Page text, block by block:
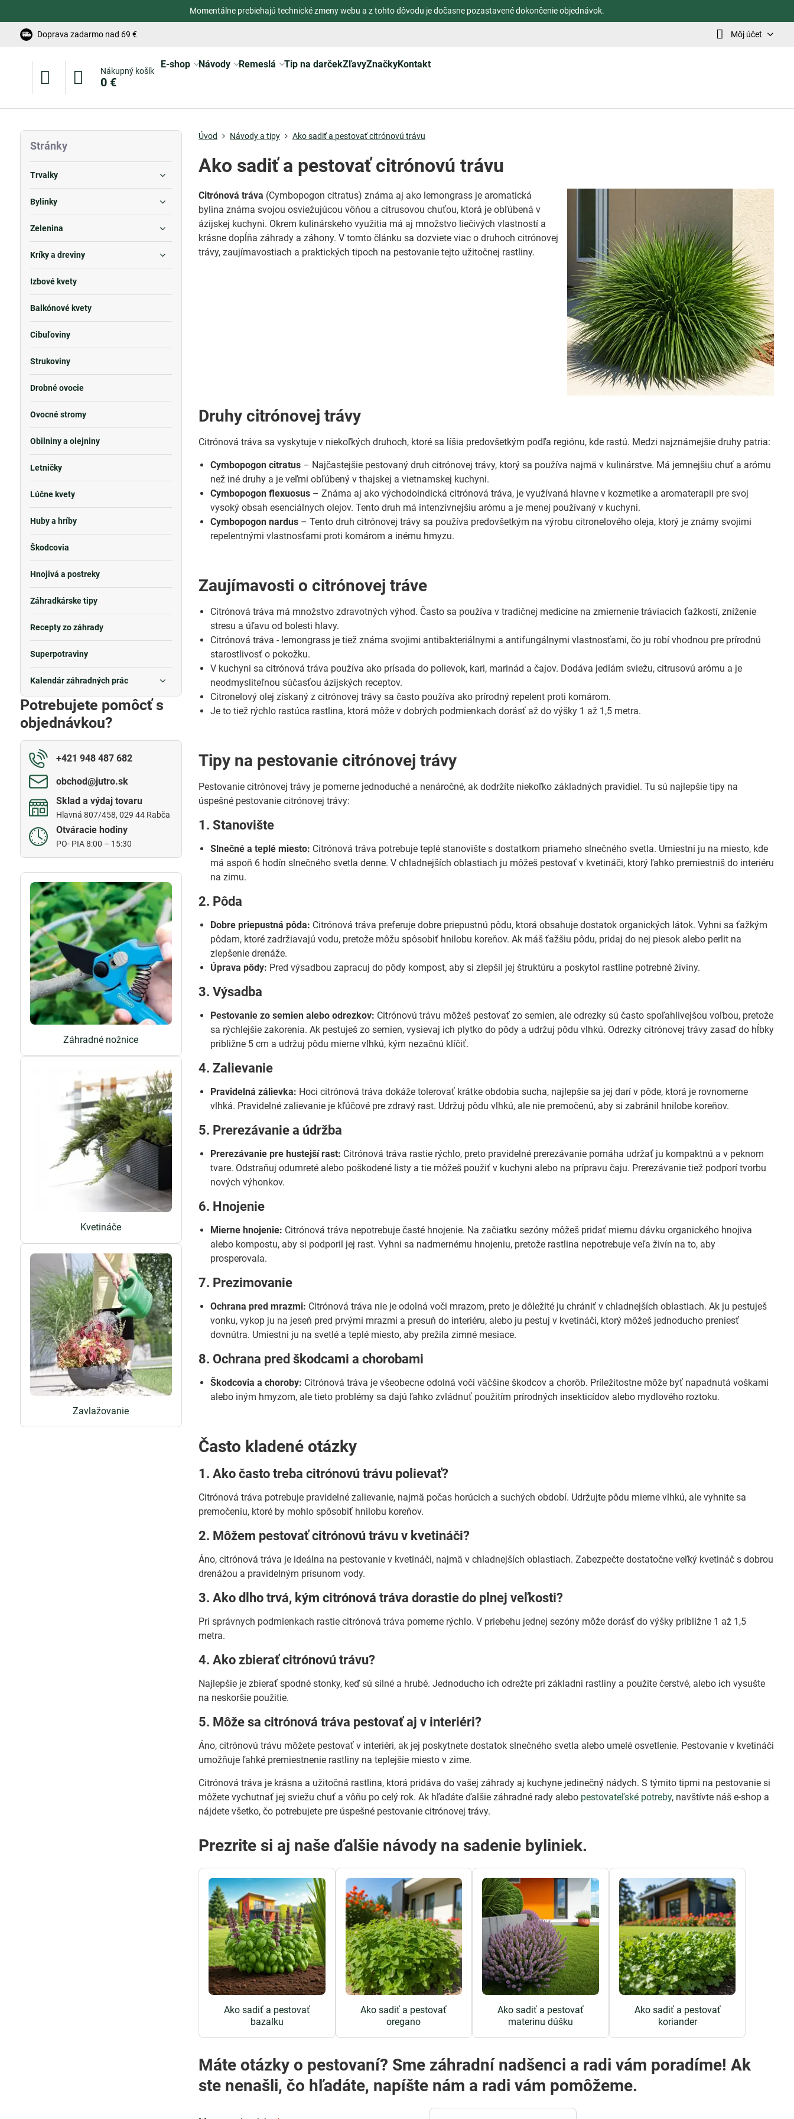
Momentálne prebiehajú technické zmeny webu a z tohto dôvodu je dočasne pozastavené dokončenie objednávok.
Doprava zadarmo nad 69 € Môj účet
Nákupný košík
0 €
E-shop Návody Remeslá Tip na darčekZľavyZnačkyKontakt
Úvod Návody a tipy Ako sadiť a pestovať citrónovú trávu
Ako sadiť a pestovať citrónovú trávu
Citrónová tráva (Cymbopogon citratus) známa aj ako lemongrass je aromatická
bylina známa svojou osviežujúcou vôňou a citrusovou chuťou, ktorá je obľúbená v
ázijskej kuchyni. Okrem kulinárskeho využitia má aj množstvo liečivých vlastností a
krásne dopĺňa záhrady a záhony. V tomto článku sa dozviete viac o druhoch citrónovej
trávy, zaujímavostiach a praktických tipoch na pestovanie tejto užitočnej rastliny.
Druhy citrónovej trávy
Citrónová tráva sa vyskytuje v niekoľkých druhoch, ktoré sa líšia predovšetkým podľa regiónu, kde rastú. Medzi najznámejšie druhy patria:
Cymbopogon citratus – Najčastejšie pestovaný druh citrónovej trávy, ktorý sa používa najmä v kulinárstve. Má jemnejšiu chuť a arómu
než iné druhy a je veľmi obľúbený v thajskej a vietnamskej kuchyni.
Cymbopogon flexuosus – Známa aj ako východoindická citrónová tráva, je využívaná hlavne v kozmetike a aromaterapii pre svoj
vysoký obsah esenciálnych olejov. Tento druh má intenzívnejšiu arómu a je menej používaný v kuchyni.
Cymbopogon nardus – Tento druh citrónovej trávy sa používa predovšetkým na výrobu citronelového oleja, ktorý je známy svojimi
repelentnými vlastnosťami proti komárom a inému hmyzu.
Zaujímavosti o citrónovej tráve
Citrónová tráva má množstvo zdravotných výhod. Často sa používa v tradičnej medicíne na zmiernenie tráviacich ťažkostí, zníženie
stresu a úľavu od bolesti hlavy.
Citrónová tráva - lemongrass je tiež známa svojimi antibakteriálnymi a antifungálnymi vlastnosťami, čo ju robí vhodnou pre prírodnú
starostlivosť o pokožku.
V kuchyni sa citrónová tráva používa ako prísada do polievok, kari, marinád a čajov. Dodáva jedlám sviežu, citrusovú arómu a je
neodmysliteľnou súčasťou ázijských receptov.
Citronelový olej získaný z citrónovej trávy sa často používa ako prírodný repelent proti komárom.
Je to tiež rýchlo rastúca rastlina, ktorá môže v dobrých podmienkach dorásť až do výšky 1 až 1,5 metra.
Tipy na pestovanie citrónovej trávy
Pestovanie citrónovej trávy je pomerne jednoduché a nenáročné, ak dodržíte niekoľko základných pravidiel. Tu sú najlepšie tipy na
úspešné pestovanie citrónovej trávy:
1. Stanovište
Slnečné a teplé miesto: Citrónová tráva potrebuje teplé stanovište s dostatkom priameho slnečného svetla. Umiestni ju na miesto, kde
má aspoň 6 hodín slnečného svetla denne. V chladnejších oblastiach ju môžeš pestovať v kvetináči, ktorý ľahko premiestniš do interiéru
na zimu.
2. Pôda
Dobre priepustná pôda: Citrónová tráva preferuje dobre priepustnú pôdu, ktorá obsahuje dostatok organických látok. Vyhni sa ťažkým
pôdam, ktoré zadržiavajú vodu, pretože môžu spôsobiť hnilobu koreňov. Ak máš ťažšiu pôdu, pridaj do nej piesok alebo perlit na
zlepšenie drenáže.
Úprava pôdy: Pred výsadbou zapracuj do pôdy kompost, aby si zlepšil jej štruktúru a poskytol rastline potrebné živiny.
3. Výsadba
Pestovanie zo semien alebo odrezkov: Citrónovú trávu môžeš pestovať zo semien, ale odrezky sú často spoľahlivejšou voľbou, pretože
sa rýchlejšie zakorenia. Ak pestuješ zo semien, vysievaj ich plytko do pôdy a udržuj pôdu vlhkú. Odrezky citrónovej trávy zasaď do hĺbky
približne 5 cm a udržuj pôdu mierne vlhkú, kým nezačnú klíčiť.
4. Zalievanie
Pravidelná zálievka: Hoci citrónová tráva dokáže tolerovať krátke obdobia sucha, najlepšie sa jej darí v pôde, ktorá je rovnomerne
vlhká. Pravidelné zalievanie je kľúčové pre zdravý rast. Udržuj pôdu vlhkú, ale nie premočenú, aby si zabránil hnilobe koreňov.
5. Prerezávanie a údržba
Prerezávanie pre hustejší rast: Citrónová tráva rastie rýchlo, preto pravidelné prerezávanie pomáha udržať ju kompaktnú a v peknom
tvare. Odstraňuj odumreté alebo poškodené listy a tie môžeš použiť v kuchyni alebo na prípravu čaju. Prerezávanie tiež podporí tvorbu
nových výhonkov.
6. Hnojenie
Mierne hnojenie: Citrónová tráva nepotrebuje časté hnojenie. Na začiatku sezóny môžeš pridať miernu dávku organického hnojiva
alebo kompostu, aby si podporil jej rast. Vyhni sa nadmernému hnojeniu, pretože rastlina nepotrebuje veľa živín na to, aby
prosperovala.
7. Prezimovanie
Ochrana pred mrazmi: Citrónová tráva nie je odolná voči mrazom, preto je dôležité ju chrániť v chladnejších oblastiach. Ak ju pestuješ
vonku, vykop ju na jeseň pred prvými mrazmi a presuň do interiéru, alebo ju pestuj v kvetináči, ktorý môžeš jednoducho preniesť
dovnútra. Umiestni ju na svetlé a teplé miesto, aby prežila zimné mesiace.
8. Ochrana pred škodcami a chorobami
Škodcovia a choroby: Citrónová tráva je všeobecne odolná voči väčšine škodcov a chorôb. Príležitostne môže byť napadnutá voškami
alebo iným hmyzom, ale tieto problémy sa dajú ľahko zvládnuť použitím prírodných insekticídov alebo mydlového roztoku.
Často kladené otázky
1. Ako často treba citrónovú trávu polievať?
Citrónová tráva potrebuje pravidelné zalievanie, najmä počas horúcich a suchých období. Udržujte pôdu mierne vlhkú, ale vyhnite sa
premočeniu, ktoré by mohlo spôsobiť hnilobu koreňov.
2. Môžem pestovať citrónovú trávu v kvetináči?
Áno, citrónová tráva je ideálna na pestovanie v kvetináči, najmä v chladnejších oblastiach. Zabezpečte dostatočne veľký kvetináč s dobrou
drenážou a pravidelným prísunom vody.
3. Ako dlho trvá, kým citrónová tráva dorastie do plnej veľkosti?
Pri správnych podmienkach rastie citrónová tráva pomerne rýchlo. V priebehu jednej sezóny môže dorásť do výšky približne 1 až 1,5
metra.
4. Ako zbierať citrónovú trávu?
Najlepšie je zbierať spodné stonky, keď sú silné a hrubé. Jednoducho ich odrežte pri základni rastliny a použite čerstvé, alebo ich vysušte
na neskoršie použitie.
5. Môže sa citrónová tráva pestovať aj v interiéri?
Áno, citrónovú trávu môžete pestovať v interiéri, ak jej poskytnete dostatok slnečného svetla alebo umelé osvetlenie. Pestovanie v kvetináči
umožňuje ľahké premiestnenie rastliny na teplejšie miesto v zime.
Citrónová tráva je krásna a užitočná rastlina, ktorá pridáva do vašej záhrady aj kuchyne jedinečný nádych. S týmito tipmi na pestovanie si
môžete vychutnať jej sviežu chuť a vôňu po celý rok. Ak hľadáte ďalšie záhradné rady alebo pestovateľské potreby, navštívte náš e-shop a
nájdete všetko, čo potrebujete pre úspešné pestovanie citrónovej trávy.
Prezrite si aj naše ďalšie návody na sadenie byliniek.
Ako sadiť a pestovať
bazalku
Ako sadiť a pestovať
oregano
Ako sadiť a pestovať
materinu dúšku
Ako sadiť a pestovať
koriander
Máte otázky o pestovaní? Sme záhradní nadšenci a radi vám poradíme! Ak
ste nenašli, čo hľadáte, napíšte nám a radi vám pomôžeme.
Stránky
Trvalky
Bylinky
Zelenina
Kríky a dreviny
Izbové kvety
Balkónové kvety
Cibuľoviny
Strukoviny
Drobné ovocie
Ovocné stromy
Obilniny a olejniny
Letničky
Lúčne kvety
Huby a hríby
Škodcovia
Hnojivá a postreky
Záhradkárske tipy
Recepty zo záhrady
Superpotraviny
Kalendár záhradných prác
Potrebujete pomôcť s
objednávkou?
+421 948 487 682
obchod​@jutro​.sk
Sklad a výdaj tovaru
Hlavná 807/458, 029 44 Rabča
Otváracie hodiny
PO- PIA 8:00 – 15:30
Záhradné nožnice
Kvetináče
Zavlažovanie